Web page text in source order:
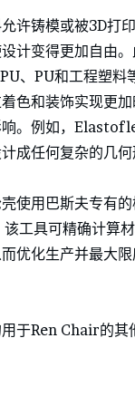
许铸模或被3D打
计变得更加自由
、PU和工程塑料
色和装饰实现更
响。例如，
成任何复杂的几何
使用巴斯夫专有
该工具可精确计算
优化生产并最大
于Ren Chair的其